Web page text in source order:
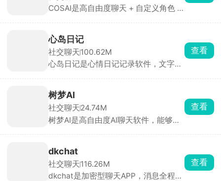
家、剧本杀/跑团党、绘画写作者。喜
COSAI是高自由度聊天 + 自定义角色 +
语音、图片三种输入，AI 可回图片/语
音，部分角色还能发送表情包与情绪动
作。内置 100+ 立绘角色，每个角色都
有独立背景线与语音包，可自定义外
越贴合个人风格。既能 24 h 陪聊，也
能写互动剧、群聊飙戏，是目前自由度
较高的 AI 树洞与创作工具。
心岛日记
社交聊天100.62M
心岛日记是心情日记记录软件，文字、
信件，定时寄给以后的自己，像时间胶
囊。还能够匿名开麦聊天，没人知道你
是谁，随便说心事。自动匹配当下和你
情绪一样的人，互相安慰。画风软萌温
查看
树梦AI
社交聊天24.74M
树梦AI是高自由度AI聊天软件，能够沉
选中剧本输入对话行动，AI 顺着你的行
为实时推进剧情，不同回答走向完全不
一样的结局，反复玩都有新鲜感。
查看
dkchat
社交聊天116.26M
dkchat是加密型聊天APP，消息全程加
查看